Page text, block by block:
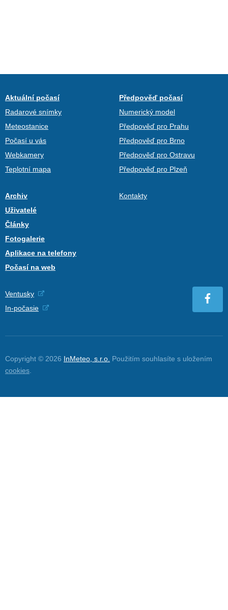
Aktuální počasí
Radarové snímky
Meteostanice
Počasí u vás
Webkamery
Teplotní mapa
Předpověď počasí
Numerický model
Předpověď pro Prahu
Předpověď pro Brno
Předpověď pro Ostravu
Předpověď pro Plzeň
Archiv
Uživatelé
Články
Fotogalerie
Aplikace na telefony
Počasí na web
Kontakty
Ventusky
In-počasie
Copyright © 2026 InMeteo, s.r.o. Použitím souhlasíte s uložením
cookies